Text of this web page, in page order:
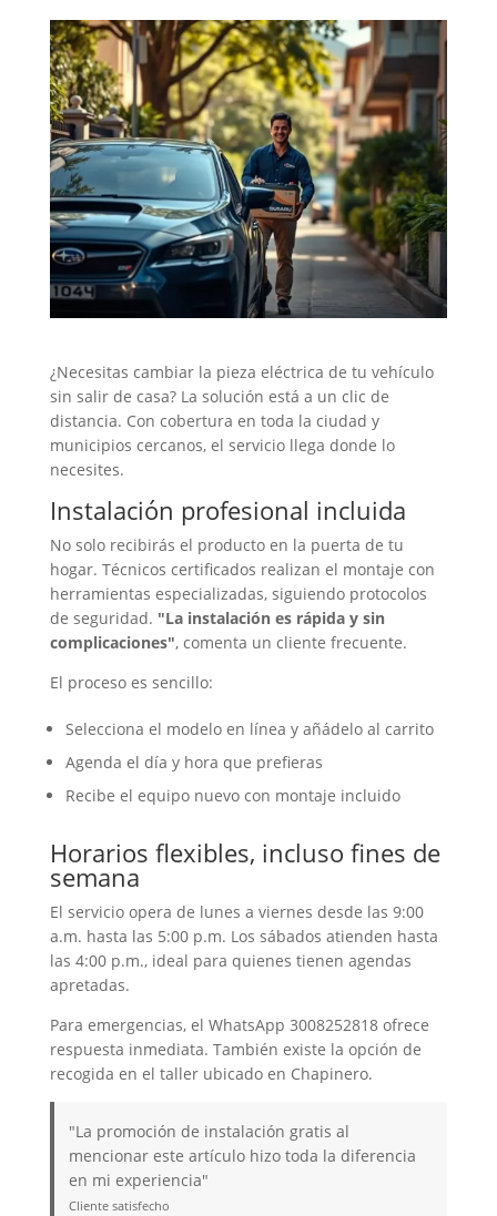
¿Necesitas cambiar la pieza eléctrica de tu vehículo
sin salir de casa? La solución está a un clic de
distancia. Con cobertura en toda la ciudad y
municipios cercanos, el servicio llega donde lo
necesites.
Instalación profesional incluida
No solo recibirás el producto en la puerta de tu
hogar. Técnicos certificados realizan el montaje con
herramientas especializadas, siguiendo protocolos
de seguridad. "La instalación es rápida y sin
complicaciones", comenta un cliente frecuente.
El proceso es sencillo:
Selecciona el modelo en línea y añádelo al carrito
Agenda el día y hora que prefieras
Recibe el equipo nuevo con montaje incluido
Horarios flexibles, incluso fines de
semana
El servicio opera de lunes a viernes desde las 9:00
a.m. hasta las 5:00 p.m. Los sábados atienden hasta
las 4:00 p.m., ideal para quienes tienen agendas
apretadas.
Para emergencias, el WhatsApp 3008252818 ofrece
respuesta inmediata. También existe la opción de
recogida en el taller ubicado en Chapinero.
"La promoción de instalación gratis al
mencionar este artículo hizo toda la diferencia
en mi experiencia"
Cliente satisfecho